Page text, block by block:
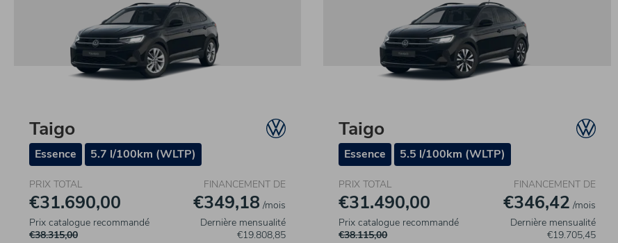
Taigo
Essence 5.7 l/100km (WLTP)
PRIX TOTAL
€31.690,00
Prix catalogue recommandé
€38.315,00
FINANCEMENT DE
€349,18 /mois
Dernière mensualité
€19.808,85
Taigo
Essence 5.5 l/100km (WLTP)
PRIX TOTAL
€31.490,00
Prix catalogue recommandé
€38.115,00
FINANCEMENT DE
€346,42 /mois
Dernière mensualité
€19.705,45